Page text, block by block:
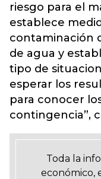
riesgo para el
establece
contaminación
de agua y
tipo de
esperar los
para conocer
contingencia”,
Toda la
económico,